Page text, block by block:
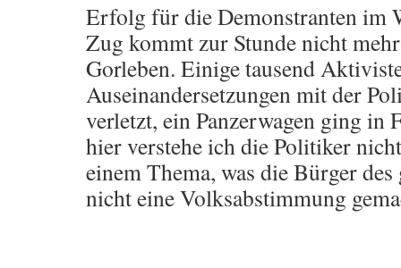
Erfolg für die Demonstranten im
Zug kommt zur Stunde nicht
Gorleben. Einige tausend
Auseinandersetzungen mit der
verletzt, ein Panzerwagen ging in
hier verstehe ich die Politiker
einem Thema, was die Bürger des
nicht eine Volksabstimmung